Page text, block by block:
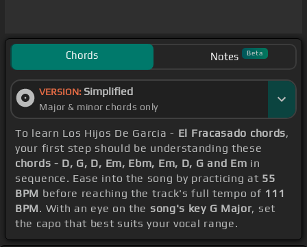
Chords Notes Beta
VERSION: Simplified
Major & minor chords only
To learn Los Hijos De Garcia - El Fracasado chords,
your first step should be understanding these
chords - D, G, D, Em, Ebm, Em, D, G and Em in
sequence. Ease into the song by practicing at 55
BPM before reaching the track's full tempo of 111
BPM. With an eye on the song's key G Major, set
the capo that best suits your vocal range.